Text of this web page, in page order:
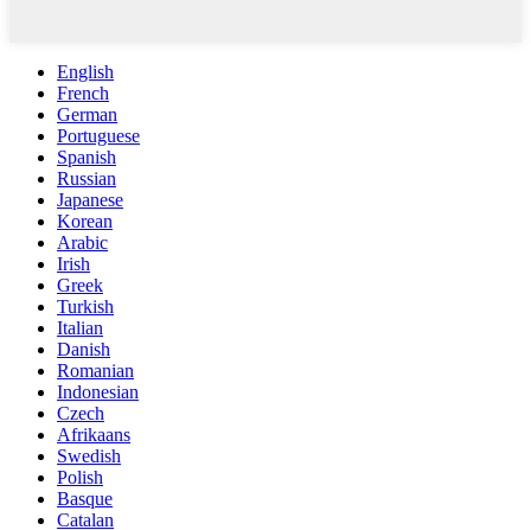
English
French
German
Portuguese
Spanish
Russian
Japanese
Korean
Arabic
Irish
Greek
Turkish
Italian
Danish
Romanian
Indonesian
Czech
Afrikaans
Swedish
Polish
Basque
Catalan